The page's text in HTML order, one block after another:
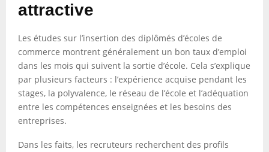
attractive
Les études sur l’insertion des diplômés d’écoles de
commerce montrent généralement un bon taux d’emploi
dans les mois qui suivent la sortie d’école. Cela s’explique
par plusieurs facteurs : l’expérience acquise pendant les
stages, la polyvalence, le réseau de l’école et l’adéquation
entre les compétences enseignées et les besoins des
entreprises.
Dans les faits, les recruteurs recherchent des profils